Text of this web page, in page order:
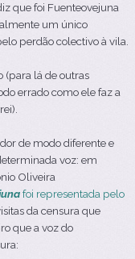
que foi Fuenteovejuna
um único
perdão colectivo à vila.
(para lá de outras
errado como ele faz a
de modo diferente e
voz: em
Oliveira
foi representada pelo
da censura que
que a voz do